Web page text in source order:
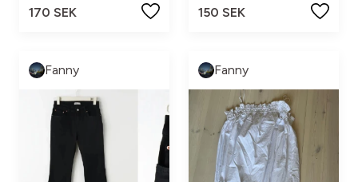
170 SEK 150 SEK
Fanny Fanny